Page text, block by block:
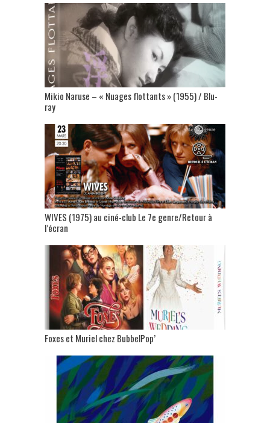
Mikio Naruse – « Nuages flottants » (1955) / Blu-
ray
WIVES (1975) au ciné-club Le 7e genre/Retour à
l’écran
Foxes et Muriel chez BubbelPop’